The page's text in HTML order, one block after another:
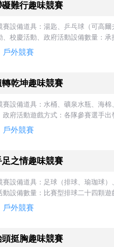
礙難行趣味競賽
賽設備道具：湯匙、乒乓球（可高
校慶活動、政府活動設備數量：
戶外競賽
轉乾坤趣味競賽
賽設備道具：水桶、礦泉水瓶、海
府活動遊戲方式：各隊參賽選手
戶外競賽
足之情趣味競賽
賽設備道具：足球（排球、瑜珈球
設備數量：比賽型排球二十四顆
戶外競賽
頭挺胸趣味競賽